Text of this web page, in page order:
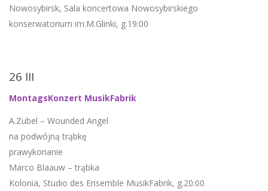
Nowosybirsk, Sala koncertowa Nowosybirskiego
konserwatorium im.M.Glinki, g.19:00
26 III
MontagsKonzert MusikFabrik
A.Zubel – Wounded Angel
na podwójną trąbkę
prawykonanie
Marco Blaauw – trąbka
Kolonia, Studio des Ensemble MusikFabrik, g.20:00